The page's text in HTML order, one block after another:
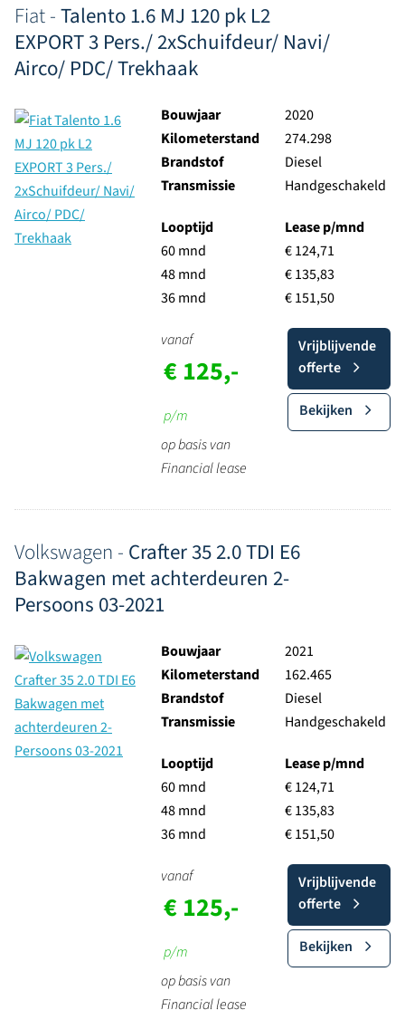
Fiat -Talento 1.6 MJ 120 pk L2
EXPORT 3 Pers./ 2xSchuifdeur/ Navi/
Airco/ PDC/ Trekhaak
Bouwjaar
2020
Kilometerstand
274.298
Brandstof
Diesel
Transmissie
Handgeschakeld
Looptijd
60 mnd
48 mnd
36 mnd
Lease p/mnd
€ 124,71
€ 135,83
€ 151,50
vanaf
€ 125,-
p/m
op basis van
Financial lease
Vrijblijvende
offerte
Bekijken
Volkswagen - Crafter 35 2.0 TDI E6
Bakwagen met achterdeuren 2-
Persoons 03-2021
Bouwjaar
2021
Kilometerstand
162.465
Brandstof
Diesel
Transmissie
Handgeschakeld
Looptijd
60 mnd
48 mnd
36 mnd
Lease p/mnd
€ 124,71
€ 135,83
€ 151,50
vanaf
€ 125,-
p/m
op basis van
Financial lease
Vrijblijvende
offerte
Bekijken